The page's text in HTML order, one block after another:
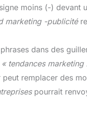
moins (-) devant
marketing -publicité
dans des
« tendances marketing
remplacer des
pourrait